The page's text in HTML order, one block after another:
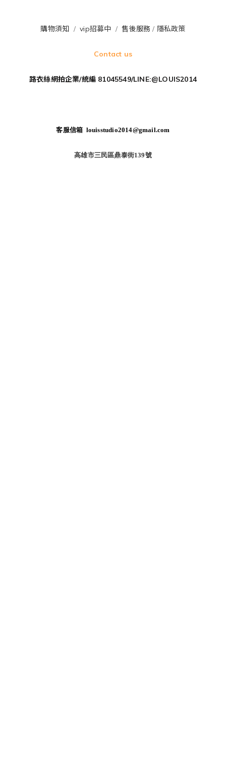
購物須知 /vip招募中 /售後服務 / 隱私政策
Contact us
路衣絲網拍企業/統編 81045549/LINE:@LOUIS2014
客服信箱 louisstudio2014@gmail.com
高雄市三民區鼎泰街139號